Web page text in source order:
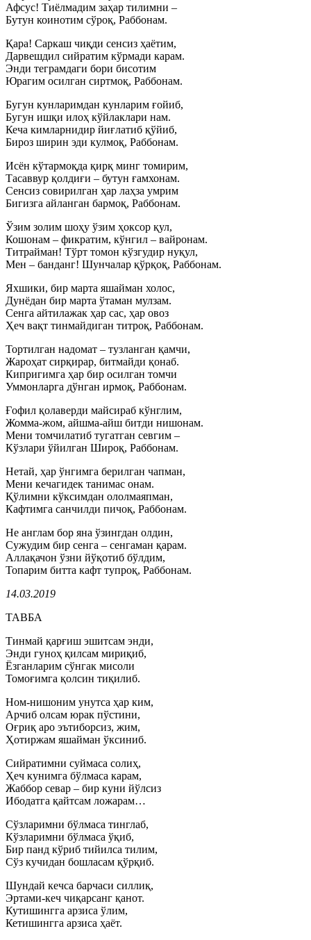
Афсус! Тиёлмадим заҳар тилимни –
Бутун коинотим сўроқ, Раббонам.
Қара! Саркаш чиқди сенсиз ҳаётим,
Дарвешдил сийратим кўрмади карам.
Энди теграмдаги бори бисотим
Юрагим осилган сиртмоқ, Раббонам.
Бугун кунларимдан кунларим ғойиб,
Бугун ишқи илоҳ кўйлаклари нам.
Кеча кимларнидир йиғлатиб қўйиб,
Бироз ширин эди кулмоқ, Раббонам.
Исён кўтармоқда қирқ минг томирим,
Тасаввур қолдиғи – бутун ғамхонам.
Сенсиз совирилган ҳар лаҳза умрим
Бигизга айланган бармоқ, Раббонам.
Ўзим золим шоҳу ўзим ҳоксор қул,
Кошонам – фикратим, кўнгил – вайронам.
Титрайман! Тўрт томон кўзгудир нуқул,
Мен – банданг! Шунчалар қўрқоқ, Раббонам.
Яхшики, бир марта яшайман холос,
Дунёдан бир марта ўтаман мулзам.
Сенга айтилажак ҳар сас, ҳар овоз
Ҳеч вақт тинмайдиган титроқ, Раббонам.
Тортилган надомат – тузланган қамчи,
Жароҳат сирқирар, битмайди қонаб.
Кипригимга ҳар бир осилган томчи
Уммонларга дўнган ирмоқ, Раббонам.
Ғофил қолаверди майсираб кўнглим,
Жомма-жом, айшма-айш битди нишонам.
Мени томчилатиб тугатган севгим –
Кўзлари ўйилган Широқ, Раббонам.
Нетай, ҳар ўнгимга берилган чапман,
Мени кечагидек танимас онам.
Қўлимни кўксимдан ололмаяпман,
Кафтимга санчилди пичоқ, Раббонам.
Не англам бор яна ўзингдан олдин,
Сужудим бир сенга – сенгаман қарам.
Аллақачон ўзни йўқотиб бўлдим,
Топарим битта кафт тупроқ, Раббонам.
14.03.2019
ТАВБА
Тинмай қарғиш эшитсам энди,
Энди гуноҳ қилсам мириқиб,
Ёзганларим сўнгак мисоли
Томоғимга қолсин тиқилиб.
Ном-нишоним унутса ҳар ким,
Арчиб олсам юрак пўстини,
Оғриқ аро эътиборсиз, жим,
Ҳотиржам яшайман ўксиниб.
Сийратимни суймаса солиҳ,
Ҳеч кунимга бўлмаса карам,
Жаббор севар – бир куни йўлсиз
Ибодатга қайтсам ложарам…
Сўзларимни бўлмаса тинглаб,
Кўзларимни бўлмаса ўқиб,
Бир панд кўриб тийилса тилим,
Сўз кучидан бошласам қўрқиб.
Шундай кечса барчаси силлиқ,
Эртами-кеч чиқарсанг қанот.
Кутишингга арзиса ўлим,
Кетишингга арзиса ҳаёт.